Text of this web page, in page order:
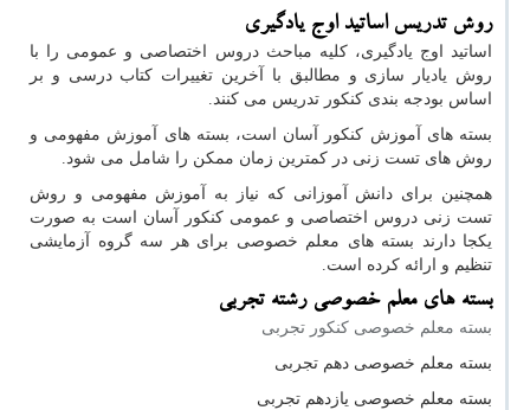
روش تدریس اساتید اوج یادگیری
اساتید اوج یادگیری، کلیه مباحث دروس اختصاصی و عمومی را با
روش یادیار سازی و مطالبق با آخرین تغییرات کتاب درسی و بر
اساس بودجه بندی کنکور تدریس می کنند.
بسته های آموزش کنکور آسان است، بسته های آموزش مفهومی و
روش های تست زنی در کمترین زمان ممکن را شامل می شود.
همچنین برای دانش آموزانی که نیاز به آموزش مفهومی و روش
تست زنی دروس اختصاصی و عمومی کنکور آسان است به صورت
یکجا دارند بسته های معلم خصوصی برای هر سه گروه آزمایشی
تنظیم و ارائه کرده است.
بسته های معلم خصوصی رشته تجربی
بسته معلم خصوصی کنکور تجربی
بسته معلم خصوصی دهم تجربی
بسته معلم خصوصی یازدهم تجربی